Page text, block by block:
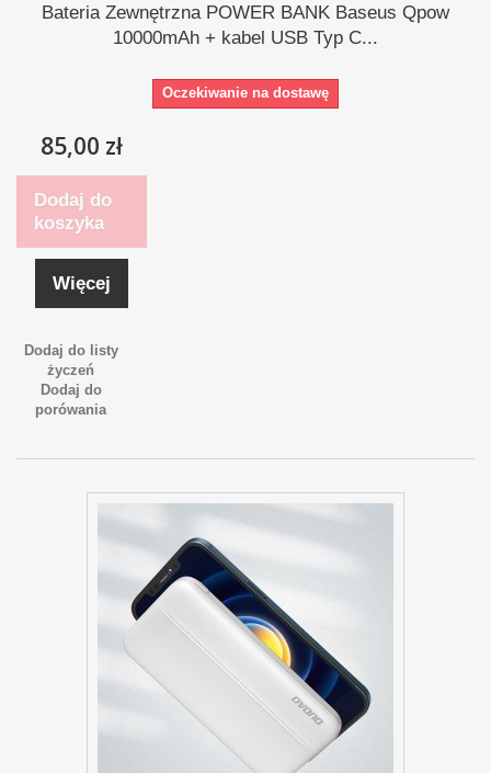
Bateria Zewnętrzna POWER BANK Baseus Qpow
10000mAh + kabel USB Typ C...
Oczekiwanie na dostawę
85,00 zł
Dodaj do
koszyka
Więcej
Dodaj do listy
życzeń
Dodaj do
porówania